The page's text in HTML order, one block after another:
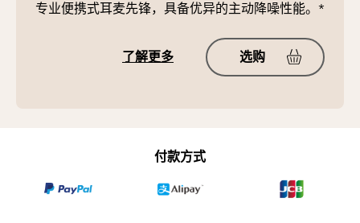
专业便携式耳麦先锋，具备优异的主动降噪性能。*
了解更多 选购
付款方式